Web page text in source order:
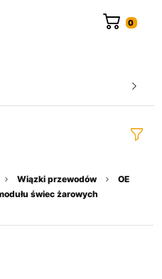
Wiązki przewodów
OE
świec żarowych